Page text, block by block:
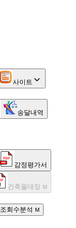
사이트
송달내역
감정평가서
건축물대장 M
조회수분석 M